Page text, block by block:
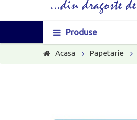
Produse
Acasa Papetarie